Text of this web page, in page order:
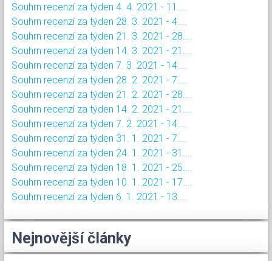
Souhrn recenzí za týden 4. 4. 2021 - 11....
Souhrn recenzí za týden 28. 3. 2021 - 4....
Souhrn recenzí za týden 21. 3. 2021 - 28....
Souhrn recenzí za týden 14. 3. 2021 - 21....
Souhrn recenzí za týden 7. 3. 2021 - 14....
Souhrn recenzí za týden 28. 2. 2021 - 7....
Souhrn recenzí za týden 21. 2. 2021 - 28....
Souhrn recenzí za týden 14. 2. 2021 - 21....
Souhrn recenzí za týden 7. 2. 2021 - 14....
Souhrn recenzí za týden 31. 1. 2021 - 7....
Souhrn recenzí za týden 24. 1. 2021 - 31....
Souhrn recenzí za týden 18. 1. 2021 - 25....
Souhrn recenzí za týden 10. 1. 2021 - 17....
Souhrn recenzí za týden 6. 1. 2021 - 13....
Nejnovější články